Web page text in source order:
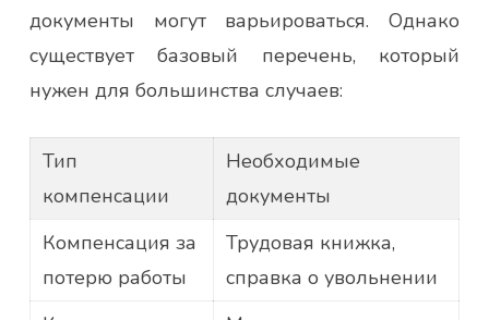
документы могут варьироваться. Однако
существует базовый перечень, который
нужен для большинства случаев:
Тип
компенсации
Необходимые
документы
Компенсация за
потерю работы
Трудовая книжка,
справка о увольнении